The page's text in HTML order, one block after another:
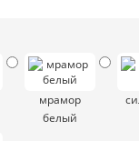
мрамор
белый